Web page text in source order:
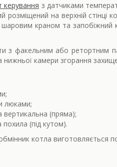
керування з датчиками
на верхній стінці
краном та запобіжний
з факельним або ретортним
нижньої камери згорання
люками;
(пряма);
(під кутом).
котла виготовляється